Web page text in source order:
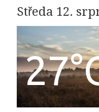
Středa 12.